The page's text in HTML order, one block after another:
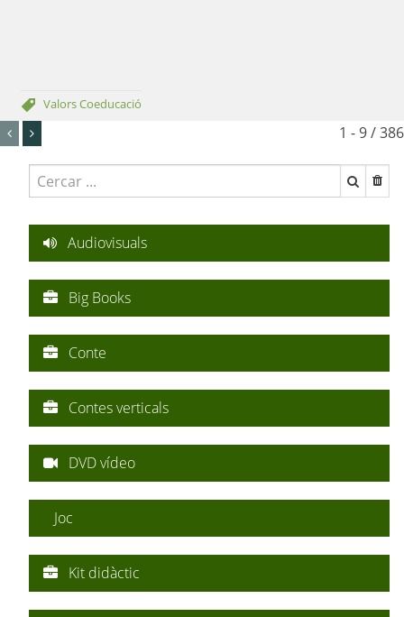
ValorsCoeducació
1 - 9 / 386
Audiovisuals
Big Books
Conte
Contes verticals
DVD vídeo
Joc
Kit didàctic